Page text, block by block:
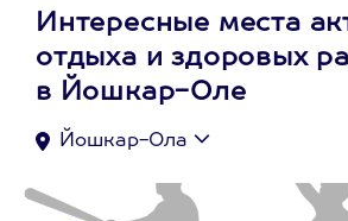
Интересные места
отдыха и здоровых
в Йошкар-Оле
Йошкар-Ола